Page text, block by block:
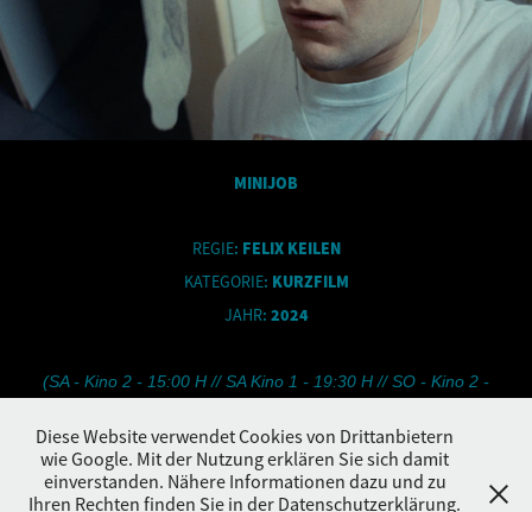
MINIJOB
REGIE: FELIX KEILEN
KATEGORIE: KURZFILM
JAHR: 2024
(SA - Kino 2 - 15:00 H // SA Kino 1 - 19:30 H // SO - Kino 2 -
Diese Website verwendet Cookies von Drittanbietern
wie Google. Mit der Nutzung erklären Sie sich damit
einverstanden. Nähere Informationen dazu und zu
Ihren Rechten finden Sie in der Datenschutzerklärung.